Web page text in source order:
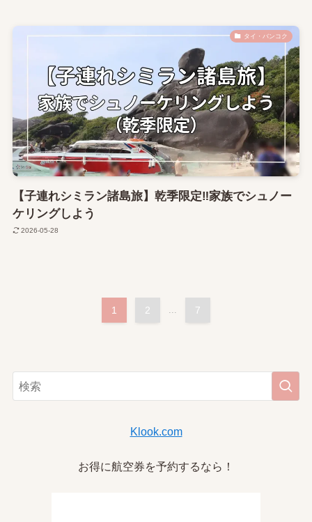
タイ・バンコク
【子連れシミラン諸島旅】乾季限定‼家族でシュノー
ケリングしよう
2026-05-28
1 2 7
Klook.com
お得に航空券を予約するなら！